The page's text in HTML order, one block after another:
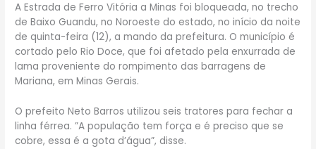
A Estrada de Ferro Vitória a Minas foi bloqueada, no trecho
de Baixo Guandu, no Noroeste do estado, no início da noite
de quinta-feira (12), a mando da prefeitura. O município é
cortado pelo Rio Doce, que foi afetado pela enxurrada de
lama proveniente do rompimento das barragens de
Mariana, em Minas Gerais.
O prefeito Neto Barros utilizou seis tratores para fechar a
linha férrea. ”A população tem força e é preciso que se
cobre, essa é a gota d’água”, disse.